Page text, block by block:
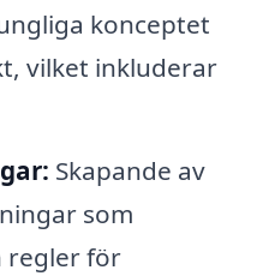
konceptet
vilket inkluderar
Skapande av
som
regler för